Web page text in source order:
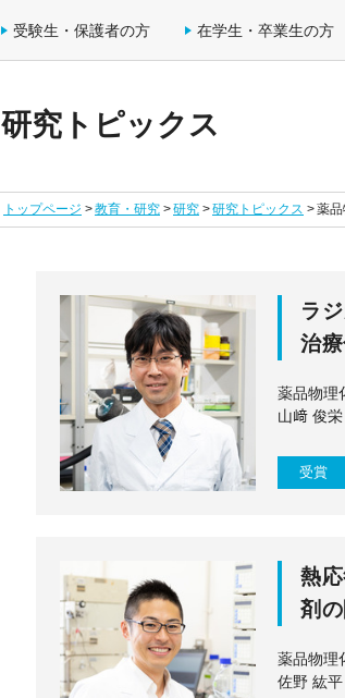
研究トピックス
トップページ 教育・研究 研究 研究トピックス 薬
ラ
治
薬品物理
山﨑 俊
受賞
熱
剤
薬品物理
佐野 紘
受験生・保護者の方 在学生・卒業生の方